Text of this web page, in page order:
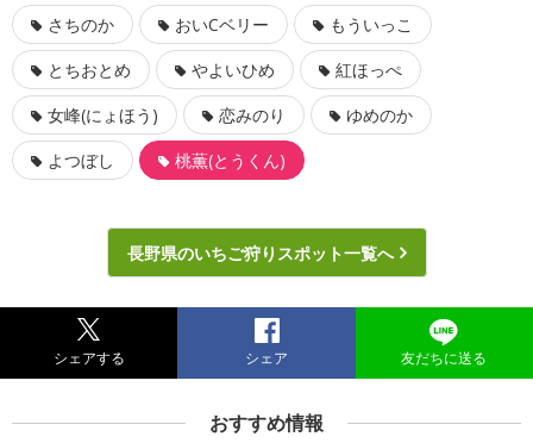
さちのか
おいCベリー
もういっこ
とちおとめ
やよいひめ
紅ほっぺ
女峰(にょほう)
恋みのり
ゆめのか
よつぼし
桃薫(とうくん)
長野県のいちご狩りスポット一覧へ
シェアする シェア 友だちに送る
おすすめ情報